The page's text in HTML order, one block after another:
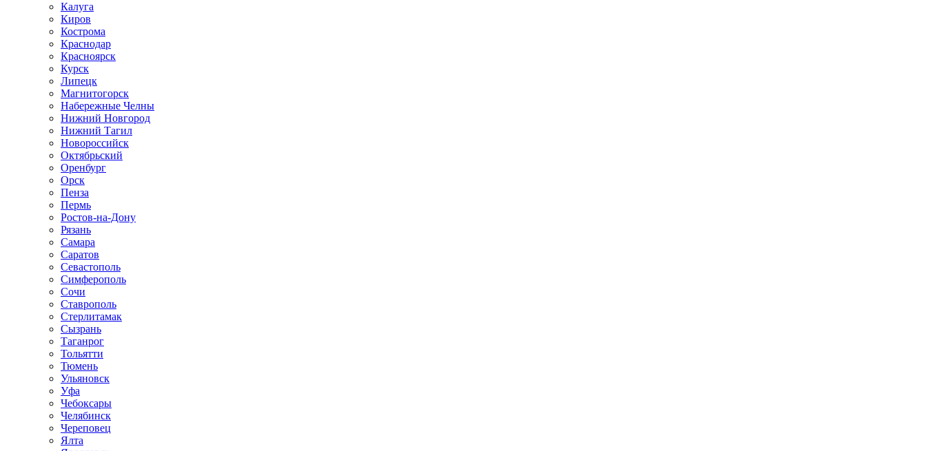
Калуга
Киров
Кострома
Краснодар
Красноярск
Курск
Липецк
Магнитогорск
Набережные Челны
Нижний Новгород
Нижний Тагил
Новороссийск
Октябрьский
Оренбург
Орск
Пенза
Пермь
Ростов-на-Дону
Рязань
Самара
Саратов
Севастополь
Симферополь
Сочи
Ставрополь
Стерлитамак
Сызрань
Таганрог
Тольятти
Тюмень
Ульяновск
Уфа
Чебоксары
Челябинск
Череповец
Ялта